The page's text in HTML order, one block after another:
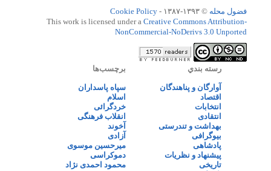
فضول محله © ۱۳۹۳-۱۳۸۷ -
Cookie Policy
This work is licensed under a Creative Commons Attribution-
NonCommercial-NoDerivs 3.0 Unported
رسته بندي
آوارگان و پناهندگان
اقتصاد
انتخابات
انتقادی
بهداشت و تندرستی
بیوگرافی
پادشاهی
پیشنهاد و نظریات
تاریخی
برچسب‌ها
سپاه پاسداران
اسلام
خردگرائی
انقلاب فرهنگی
آخوند
آزادی
میرحسین موسوی
دموکراسی
محمود احمدی نژاد